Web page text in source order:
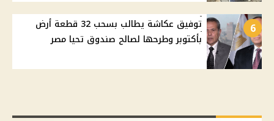
6
توفيق عكاشة يطالب بسحب 32 قطعة أرض
بأكتوبر وطرحها لصالح صندوق تحيا مصر